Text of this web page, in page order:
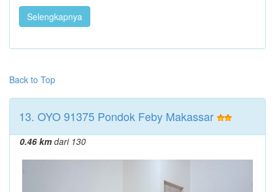
Selengkapnya
Back to Top
13. OYO 91375 Pondok Feby Makassar
0.46 kmdari 130